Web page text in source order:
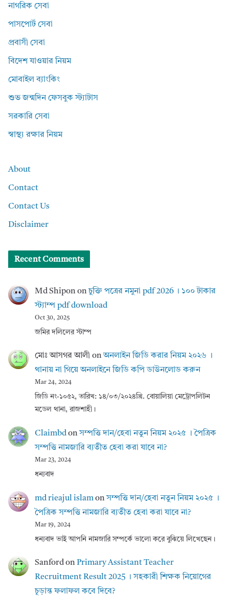
নাগরিক সেবা
পাসপোর্ট সেবা
প্রবাসী সেবা
বিদেশ যাওয়ার নিয়ম
মোবাইল ব্যাংকিং
শুভ জন্মদিন ফেসবুক স্ট্যাটাস
সরকারি সেবা
স্বাস্থ্য রক্ষার নিয়ম
About
Contact
Contact Us
Disclaimer
Recent Comments
Md Shipononচুক্তি পত্রের নমুনা pdf 2026 । ১০০ টাকার
স্ট্যাম্প pdf download
Oct 30, 2025
জমির দলিলের স্টাম্প
মোঃ আসগর আলী onঅনলাইন জিডি করার নিয়ম ২০২৬ ।
থানায় না গিয়ে অনলাইনে জিডি কপি ডাউনলোড করুন
Mar 24, 2024
জিডি নং-১০৫২, তারিখ: ১৪/০৩/২০২৪খ্রি. বোয়ালিয়া মেট্রোপলিটন
মডেল থানা, রাজশাহী।
Claimbdonসম্পত্তি দান/হেবা নতুন নিয়ম ২০২৫ । পৈত্রিক
সম্পত্তি নামজারি ব্যতীত হেবা করা যাবে না?
Mar 23, 2024
ধন্যবাদ
md rieajul islamonসম্পত্তি দান/হেবা নতুন নিয়ম ২০২৫ ।
পৈত্রিক সম্পত্তি নামজারি ব্যতীত হেবা করা যাবে না?
Mar 19, 2024
ধন্যবাদ ভাই আপনি নামজারি সম্পর্কে ভালো করে বুঝিয়ে লিখেছেন।
SanfordonPrimary Assistant Teacher
Recruitment Result 2025 । সহকারী শিক্ষক নিয়োগের
চূড়ান্ত ফলাফল কবে দিবে?